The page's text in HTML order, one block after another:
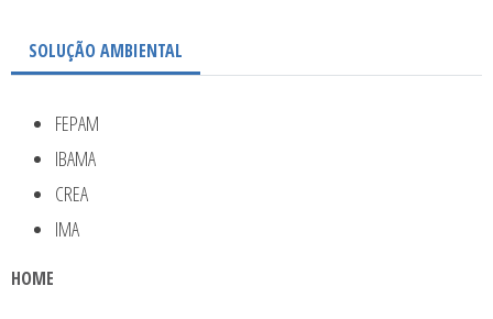
SOLUÇÃO AMBIENTAL
FEPAM
IBAMA
CREA
IMA
HOME